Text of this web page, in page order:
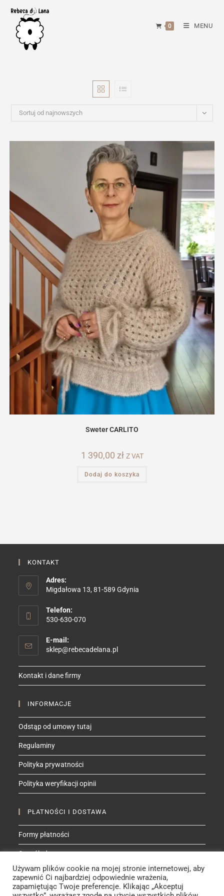
content
0 MENU
Sortuj od najnowszych
Sweter CARLITO
1 390,00 zł Z VAT
Dodaj do koszyka
KONTAKT
Adres:
Migdałowa 13, 81-589 Gdynia
Telefon:
530-630-070
E-mail:
sklep@rebecadelana.plOpens
your
Kontakt i dane firmy
INFORMACJE
Odstąp od umowy tutaj
Regulaminy
Polityka prywatności
Polityka weryfikacji opinii
PŁATNOŚCI I DOSTAWA
Formy płatności
Sposób dostawy
ZNAJDŹ MNIE NA
Używam plików cookie na mojej stronie internetowej, aby
zapewnić Ci najbardziej odpowiednie wrażenia,
zapamiętując Twoje preferencje. Klikając „Akceptuj